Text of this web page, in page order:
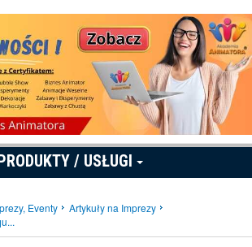
/ USŁUGI
Eventy
Artykuły na Imprezy